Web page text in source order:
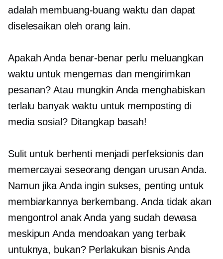
adalah membuang-buang waktu dan dapat
diselesaikan oleh orang lain.
Apakah Anda benar-benar perlu meluangkan
waktu untuk mengemas dan mengirimkan
pesanan? Atau mungkin Anda menghabiskan
terlalu banyak waktu untuk memposting di
media sosial? Ditangkap basah!
Sulit untuk berhenti menjadi perfeksionis dan
memercayai seseorang dengan urusan Anda.
Namun jika Anda ingin sukses, penting untuk
membiarkannya berkembang. Anda tidak akan
mengontrol anak Anda yang sudah dewasa
meskipun Anda mendoakan yang terbaik
untuknya, bukan? Perlakukan bisnis Anda